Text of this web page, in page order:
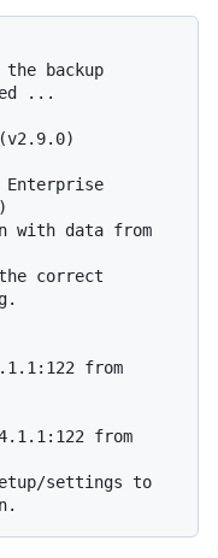
the backup
...
Enterprise
with data from
correct
from
from
settings to